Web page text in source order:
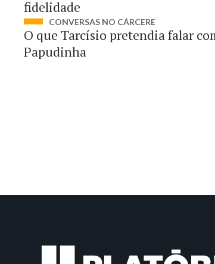
fidelidade
CONVERSAS NO CÁRCERE
O que Tarcísio pretendia falar
Papudinha